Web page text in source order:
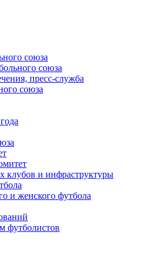
союза
союза
пресс-служба
союза
клубов и инфраструктуры
и женского футбола
футболистов